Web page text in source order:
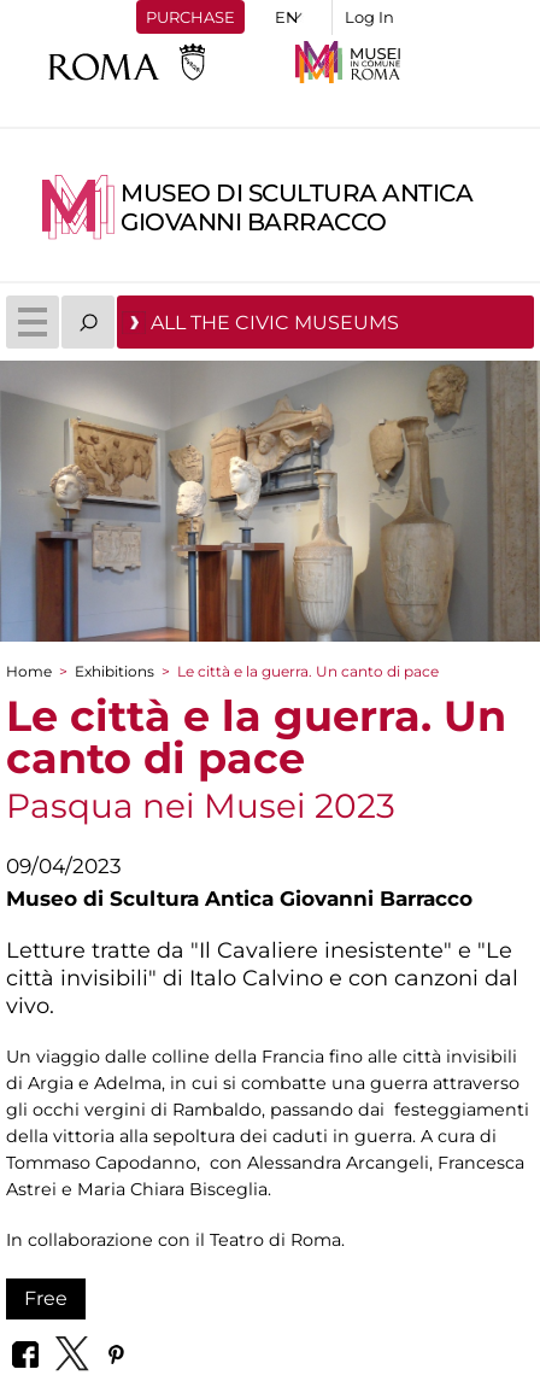
PURCHASE Log In
MUSEO DI SCULTURA ANTICA
GIOVANNI BARRACCO
ALL THE CIVIC MUSEUMS
You are here
Home > Exhibitions > Le città e la guerra. Un canto di pace
Le città e la guerra. Un
canto di pace
Pasqua nei Musei 2023
09/04/2023
Museo di Scultura Antica Giovanni Barracco
Letture tratte da "Il Cavaliere inesistente" e "Le
città invisibili" di Italo Calvino e con canzoni dal
vivo.
Un viaggio dalle colline della Francia fino alle città invisibili
di Argia e Adelma, in cui si combatte una guerra attraverso
gli occhi vergini di Rambaldo, passando dai festeggiamenti
della vittoria alla sepoltura dei caduti in guerra. A cura di
Tommaso Capodanno, con Alessandra Arcangeli, Francesca
Astrei e Maria Chiara Bisceglia.
In collaborazione con il Teatro di Roma.
Free